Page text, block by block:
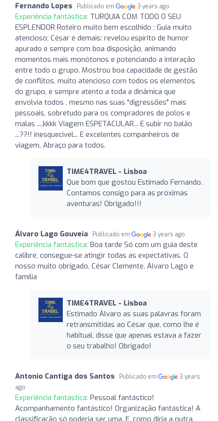
Fernando Lopes Publicado em 3 years ago
Experiência fantástica: TURQUIA COM TODO O SEU
ESPLENDOR Roteiro muito bem escolhido ; Guia muito
atencioso; César é demais: revelou espírito de humor
apurado e sempre com boa disposição, animando
momentos mais monótonos e potenciando a interação
entre todo o grupo. Mostrou boa capacidade de gestão
de conflitos, muito atencioso com todos os elementos
do grupo, e sempre atento a toda a dinâmica que
envolvia todos , mesmo nas suas "digressões" mais
pessoais, sobretudo para os compradores de polos e
malas ....kkkk Viagem ESPETACULAR... E subir no balão
...??!! inesquecivel... E excelentes companheiros de
viagem. Abraço para todos.
TIME4TRAVEL - Lisboa
Que bom que gostou Estimado Fernando.
Contamos consigo para as próximas
aventuras! Obrigado!!!
Álvaro Lago Gouveia Publicado em 3 years ago
Experiência fantástica: Boa tarde Só com um guia deste
calibre, consegue-se atingir todas as expectativas. O
nosso muito obrigado, César Clemente. Álvaro Lago e
família
TIME4TRAVEL - Lisboa
Estimado Àlvaro as suas palavras foram
retransmitidas ao César que, como lhe é
habitual, disse que apenas estava a fazer
o seu trabalho! Obrigado!
Antonio Cantiga dos Santos Publicado em
3 years
ago
Experiência fantástica: Pessoal fantástico!
Acompanhamento fantástico! Organização fantástica! A
classificação só poderia ser uma. E, como diria a outra,